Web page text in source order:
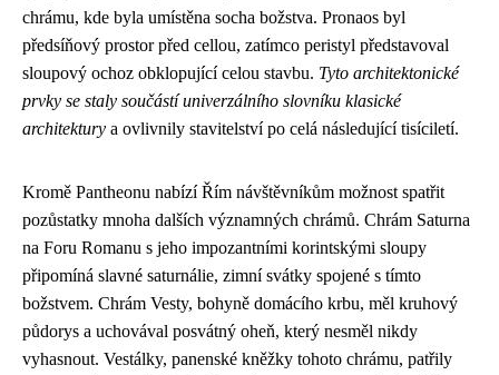
chrámu, kde byla umístěna socha božstva. Pronaos byl
předsíňový prostor před cellou, zatímco peristyl představoval
sloupový ochoz obklopující celou stavbu. Tyto architektonické
prvky se staly součástí univerzálního slovníku klasické
architektury a ovlivnily stavitelství po celá následující tisíciletí.
Kromě Pantheonu nabízí Řím návštěvníkům možnost spatřit
pozůstatky mnoha dalších významných chrámů. Chrám Saturna
na Foru Romanu s jeho impozantními korintskými sloupy
připomíná slavné saturnálie, zimní svátky spojené s tímto
božstvem. Chrám Vesty, bohyně domácího krbu, měl kruhový
půdorys a uchovával posvátný oheň, který nesměl nikdy
vyhasnout. Vestálky, panenské kněžky tohoto chrámu, patřily